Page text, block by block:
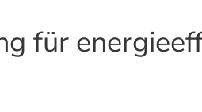
für